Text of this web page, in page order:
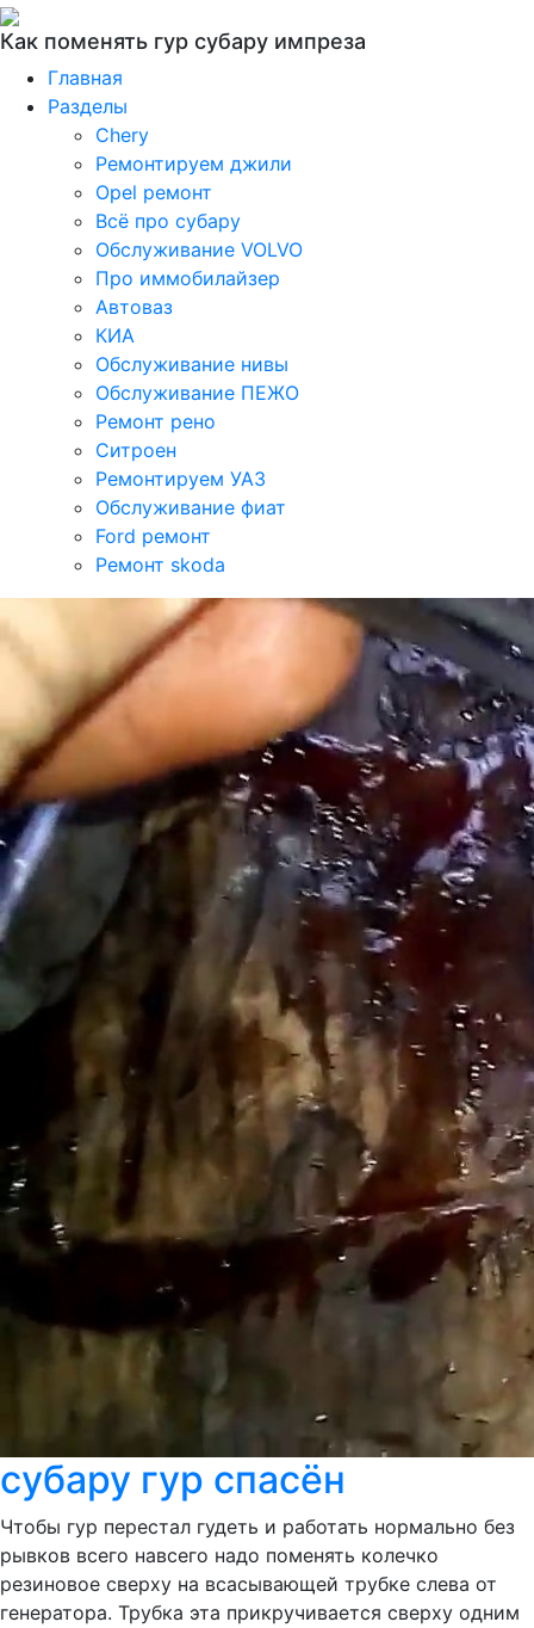
Как поменять гур субару импреза
Главная
Разделы
Chery
Ремонтируем джили
Opel ремонт
Всё про субару
Обслуживание VOLVO
Про иммобилайзер
Автоваз
КИА
Обслуживание нивы
Обслуживание ПЕЖО
Ремонт рено
Ситроен
Ремонтируем УАЗ
Обслуживание фиат
Ford ремонт
Ремонт skoda
субару гур спасён
Чтобы гур перестал гудеть и работать нормально без
рывков всего навсего надо поменять колечко
резиновое сверху на всасывающей трубке слева от
генератора. Трубка эта прикручивается сверху одним